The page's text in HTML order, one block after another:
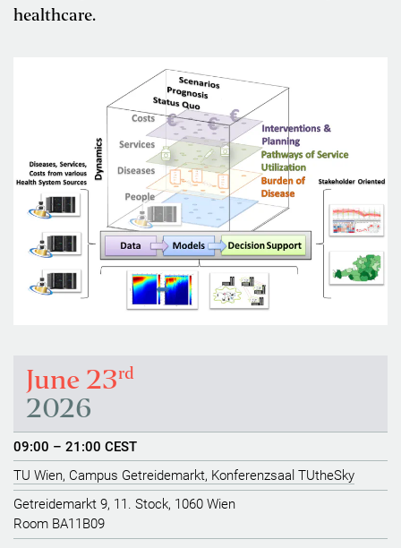
healthcare.
June 23rd
2026
09:00 – 21:00 CEST
TU Wien, Campus Getreidemarkt, Konferenzsaal TUtheSky
Getreidemarkt 9, 11. Stock, 1060 Wien
Room BA11B09